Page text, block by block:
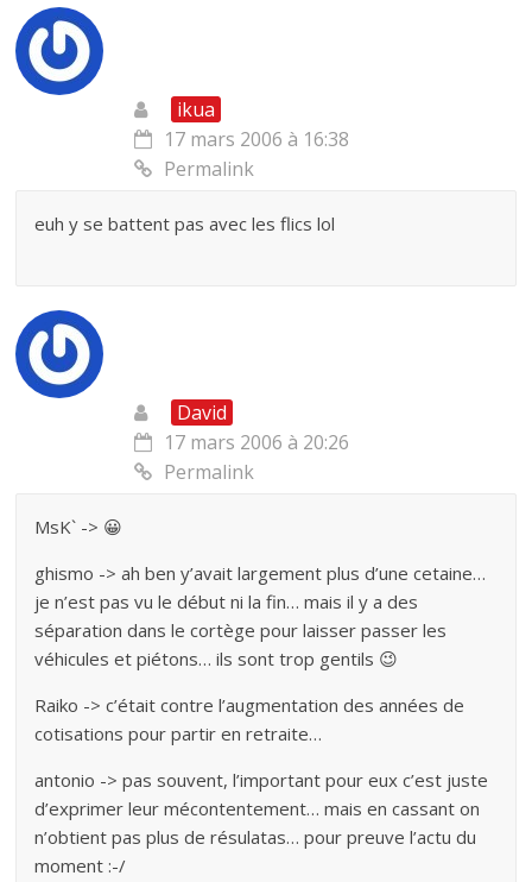
ikua
17 mars 2006 à 16:38
Permalink
euh y se battent pas avec les flics lol
David
17 mars 2006 à 20:26
Permalink
MsK` -> 😀
ghismo -> ah ben y’avait largement plus d’une cetaine…
je n’est pas vu le début ni la fin… mais il y a des
séparation dans le cortège pour laisser passer les
véhicules et piétons… ils sont trop gentils 😉
Raiko -> c’était contre l’augmentation des années de
cotisations pour partir en retraite…
antonio -> pas souvent, l’important pour eux c’est juste
d’exprimer leur mécontentement… mais en cassant on
n’obtient pas plus de résulatas… pour preuve l’actu du
moment :-/